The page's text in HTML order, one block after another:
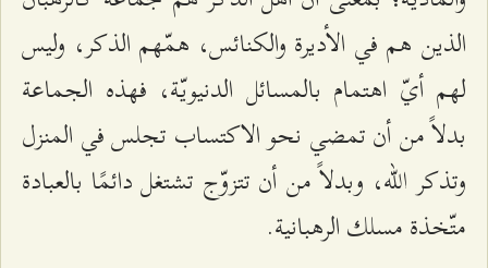
الذين هم في الأديرة والكنائس، همّهم الذكر، وليس
لهم أيّ اهتمام بالمسائل الدنيويّة، فهذه الجماعة
بدلاً من أن تمضي نحو الاكتساب تجلس في المنزل
وتذكر الله، وبدلاً من أن تتزوّج تشتغل دائمًا بالعبادة
متّخذة مسلك الرهبانية.